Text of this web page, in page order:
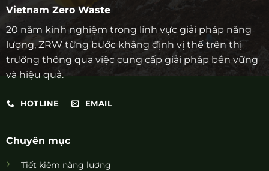
Vietnam Zero Waste
20 năm kinh nghiệm trong lĩnh vực giải pháp năng
lượng, ZRW từng bước khẳng định vị thế trên thị
trường thông qua việc cung cấp giải pháp bền vững
và hiệu quả.
HOTLINE EMAIL
Chuyên mục
Tiết kiệm năng lượng